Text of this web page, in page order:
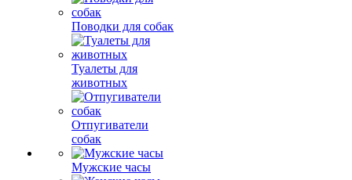
Поводки для собак
Туалеты для
животных
Отпугиватели
собак
Мужские часы